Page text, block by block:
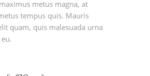
metus magna, at
tempus quis. Mauris
quam, quis malesuada urna